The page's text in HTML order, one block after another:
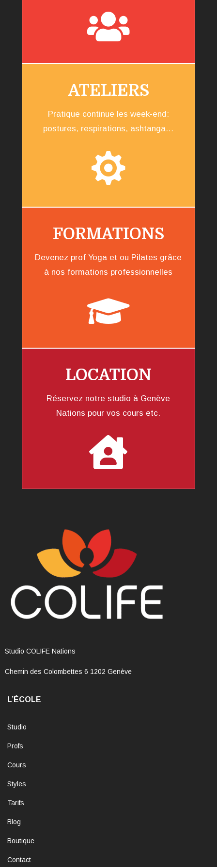

ATELIERS
Pratique continue les week-end:
postures, respirations, ashtanga…

FORMATIONS
Devenez prof Yoga et ou Pilates grâce
à nos formations professionnelles

LOCATION
Réservez notre studio à Genève
Nations pour vos cours etc.

Studio COLIFE Nations
Chemin des Colombettes 6 1202 Genève
L’ÉCOLE
Studio
Profs
Cours
Styles
Tarifs
Blog
Boutique
Contact